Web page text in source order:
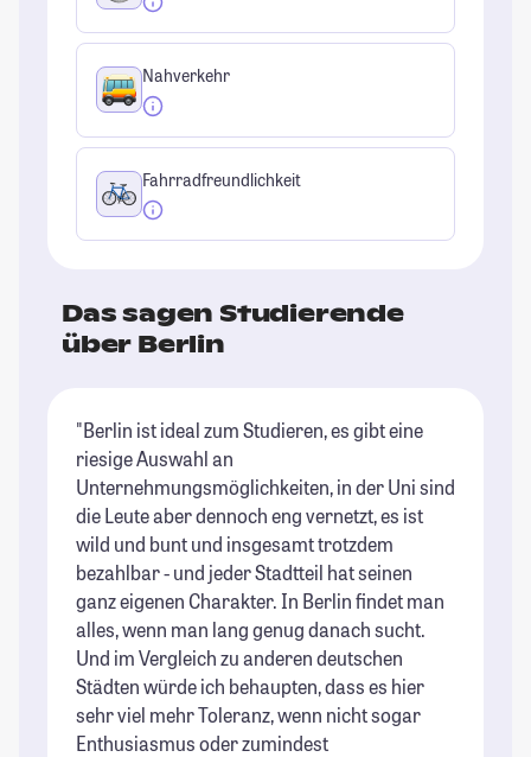
Nahverkehr
Fahrradfreundlichkeit
Das sagen Studierende
über Berlin
"Berlin ist ideal zum Studieren, es gibt eine
riesige Auswahl an
Unternehmungsmöglichkeiten, in der Uni sind
die Leute aber dennoch eng vernetzt, es ist
wild und bunt und insgesamt trotzdem
bezahlbar - und jeder Stadtteil hat seinen
ganz eigenen Charakter. In Berlin findet man
alles, wenn man lang genug danach sucht.
Und im Vergleich zu anderen deutschen
Städten würde ich behaupten, dass es hier
sehr viel mehr Toleranz, wenn nicht sogar
Enthusiasmus oder zumindest